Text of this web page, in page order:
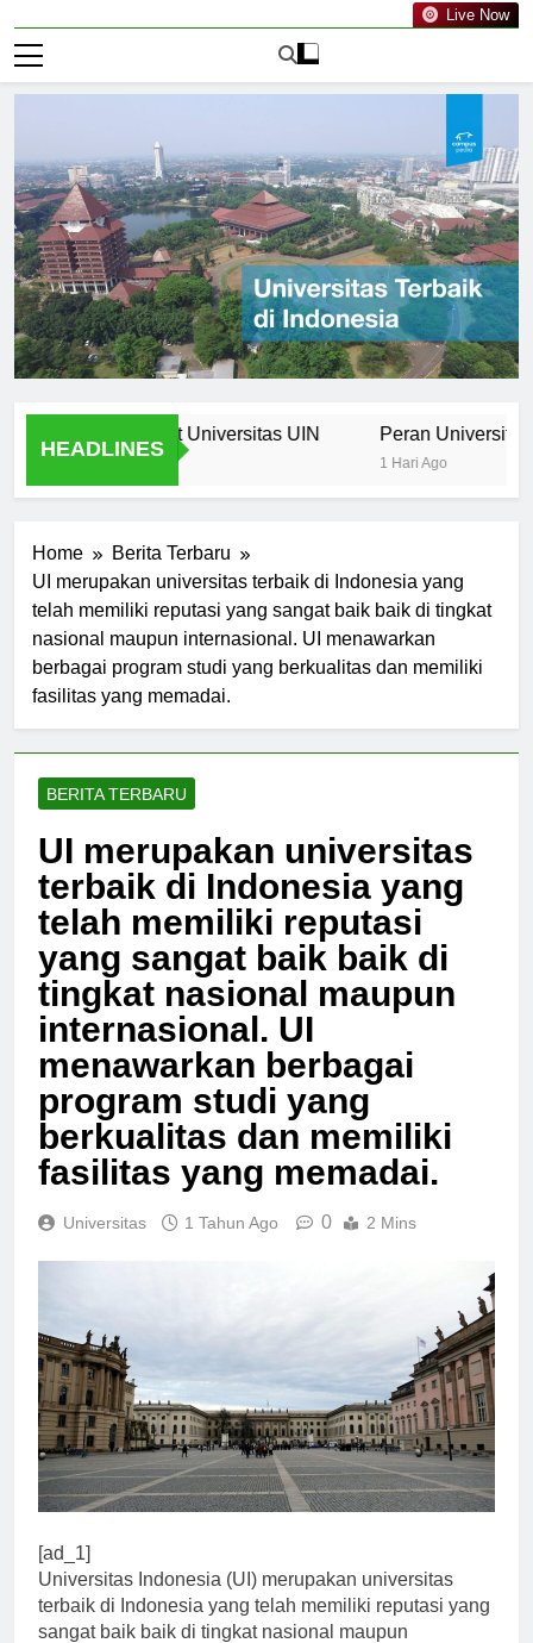
Live Now
HEADLINES
Curriculum at Universitas UIN Peran Universitas UIN
1 Hari Ago
Home
Berita Terbaru
UI merupakan universitas terbaik di Indonesia yang
telah memiliki reputasi yang sangat baik baik di tingkat
nasional maupun internasional. UI menawarkan
berbagai program studi yang berkualitas dan memiliki
fasilitas yang memadai.
BERITA TERBARU
UI merupakan universitas
terbaik di Indonesia yang
telah memiliki reputasi
yang sangat baik baik di
tingkat nasional maupun
internasional. UI
menawarkan berbagai
program studi yang
berkualitas dan memiliki
fasilitas yang memadai.
Universitas 1 Tahun Ago 0 2 Mins
[ad_1]
Universitas Indonesia (UI) merupakan universitas
terbaik di Indonesia yang telah memiliki reputasi yang
sangat baik baik di tingkat nasional maupun